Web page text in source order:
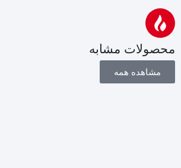
محصولات مشابه
مشاهده همه